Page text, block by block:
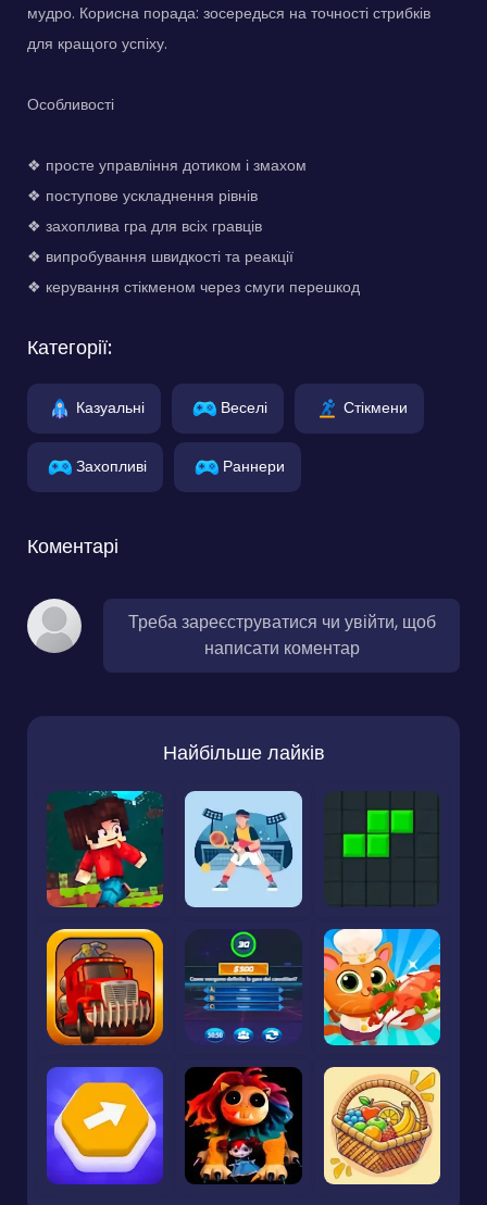
мудро. Корисна порада: зосередься на точності стрибків
для кращого успіху.
Особливості
❖ просте управління дотиком і змахом
❖ поступове ускладнення рівнів
❖ захоплива гра для всіх гравців
❖ випробування швидкості та реакції
❖ керування стікменом через смуги перешкод
Категорії:
Казуальні Веселі Стікмени
Захопливі Раннери
Коментарі
Треба зареєструватися чи увійти, щоб
написати коментар
Найбільше лайків